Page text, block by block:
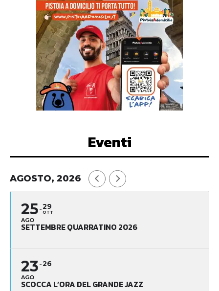
Eventi
AGOSTO, 2026
25
AGO
29
OTT
SETTEMBRE QUARRATINO 2026
23
AGO
26
SCOCCA L’ORA DEL GRANDE JAZZ